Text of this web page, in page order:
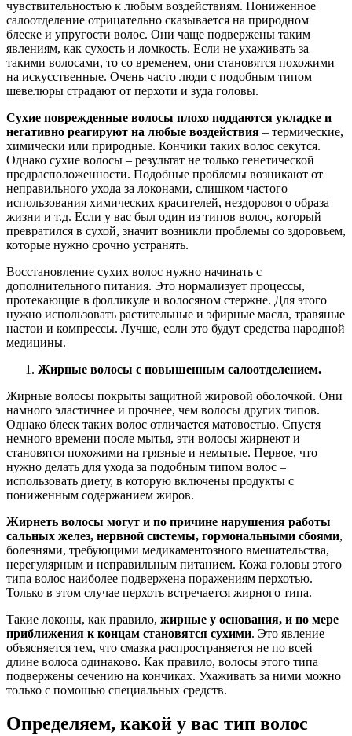
чувствительностью к любым воздействиям. Пониженное
салоотделение отрицательно сказывается на природном
блеске и упругости волос. Они чаще подвержены таким
явлениям, как сухость и ломкость. Если не ухаживать за
такими волосами, то со временем, они становятся похожими
на искусственные. Очень часто люди с подобным типом
шевелюры страдают от перхоти и зуда головы.
Сухие поврежденные волосы плохо поддаются укладке и
негативно реагируют на любые воздействия – термические,
химически или природные. Кончики таких волос секутся.
Однако сухие волосы – результат не только генетической
предрасположенности. Подобные проблемы возникают от
неправильного ухода за локонами, слишком частого
использования химических красителей, нездорового образа
жизни и т.д. Если у вас был один из типов волос, который
превратился в сухой, значит возникли проблемы со здоровьем,
которые нужно срочно устранять.
Восстановление сухих волос нужно начинать с
дополнительного питания. Это нормализует процессы,
протекающие в фолликуле и волосяном стержне. Для этого
нужно использовать растительные и эфирные масла, травяные
настои и компрессы. Лучше, если это будут средства народной
медицины.
Жирные волосы с повышенным салоотделением.
Жирные волосы покрыты защитной жировой оболочкой. Они
намного эластичнее и прочнее, чем волосы других типов.
Однако блеск таких волос отличается матовостью. Спустя
немного времени после мытья, эти волосы жирнеют и
становятся похожими на грязные и немытые. Первое, что
нужно делать для ухода за подобным типом волос –
использовать диету, в которую включены продукты с
пониженным содержанием жиров.
Жирнеть волосы могут и по причине нарушения работы
сальных желез, нервной системы, гормональными сбоями,
болезнями, требующими медикаментозного вмешательства,
нерегулярным и неправильным питанием. Кожа головы этого
типа волос наиболее подвержена поражениям перхотью.
Только в этом случае перхоть встречается жирного типа.
Такие локоны, как правило, жирные у основания, и по мере
приближения к концам становятся сухими. Это явление
объясняется тем, что смазка распространяется не по всей
длине волоса одинаково. Как правило, волосы этого типа
подвержены сечению на кончиках. Ухаживать за ними можно
только с помощью специальных средств.
Определяем, какой у вас тип волос